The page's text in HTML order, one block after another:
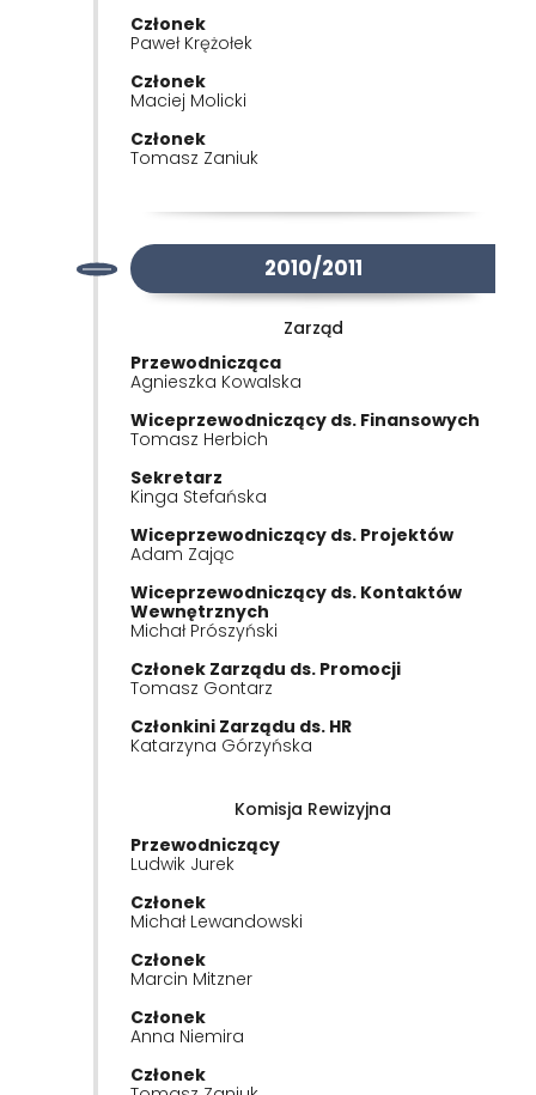
Członek
Paweł Krężołek
Członek
Maciej Molicki
Członek
Tomasz Zaniuk
2010/2011
Zarząd
Przewodnicząca
Agnieszka Kowalska
Wiceprzewodniczący ds. Finansowych
Tomasz Herbich
Sekretarz
Kinga Stefańska
Wiceprzewodniczący ds. Projektów
Adam Zając
Wiceprzewodniczący ds. Kontaktów
Wewnętrznych
Michał Prószyński
Członek Zarządu ds. Promocji
Tomasz Gontarz
Członkini Zarządu ds. HR
Katarzyna Górzyńska
Komisja Rewizyjna
Przewodniczący
Ludwik Jurek
Członek
Michał Lewandowski
Członek
Marcin Mitzner
Członek
Anna Niemira
Członek